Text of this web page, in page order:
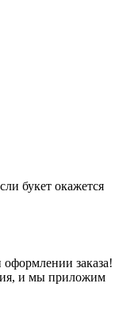
букет окажется
заказа!
и мы приложим